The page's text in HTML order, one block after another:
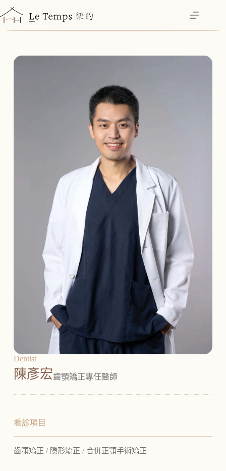
至
主
Dentist
陳彥宏齒顎矯正專任醫師
看診項目
齒顎矯正 / 隱形矯正 / 合併正顎手術矯正